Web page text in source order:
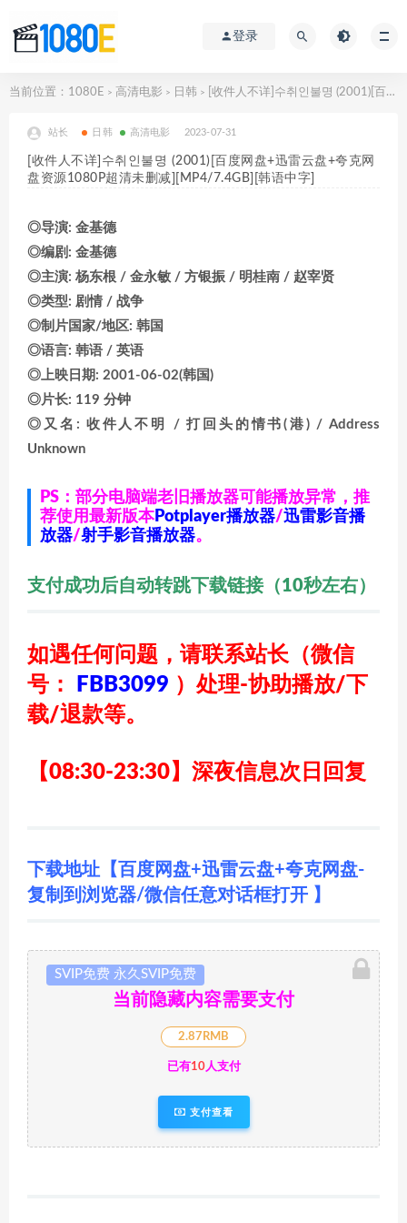
登录
当前位置： 1080E > 高清电影 > 日韩 > [收件人不详]수취인불명 (2001)[百度网盘+迅雷云盘+夸克网盘资源1080P超清未删减][MP4/7.4GB][韩语中字]
站长 日韩 高清电影 2023-07-31
[收件人不详]수취인불명 (2001)[百度网盘+迅雷云盘+夸克网
盘资源1080P超清未删减][MP4/7.4GB][韩语中字]
◎导演: 金基德
◎编剧: 金基德
◎主演: 杨东根 / 金永敏 / 方银振 / 明桂南 / 赵宰贤
◎类型: 剧情 / 战争
◎制片国家/地区: 韩国
◎语言: 韩语 / 英语
◎上映日期: 2001-06-02(韩国)
◎片长: 119 分钟
◎又名: 收件人不明 / 打回头的情书(港) / Address
Unknown
PS：部分电脑端老旧播放器可能播放异常，推
荐使用最新版本Potplayer播放器/迅雷影音播
放器/射手影音播放器。
支付成功后自动转跳下载链接（10秒左右）
如遇任何问题，请联系站长（微信
号：
FBB3099 ） 处理-协助播放/下
载/退款等。
【08:30-23:30】深夜信息次日回复
下载地址【百度网盘+迅雷云盘+夸克网盘-
复制到浏览器/微信任意对话框打开 】
SVIP免费 永久SVIP免费
当前隐藏内容需要支付
2.87RMB
已有10人支付
支付查看